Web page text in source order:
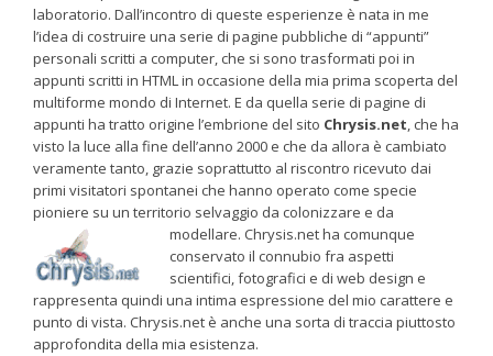
laboratorio. Dall’incontro di queste esperienze è nata in me
l’idea di costruire una serie di pagine pubbliche di “appunti”
personali scritti a computer, che si sono trasformati poi in
appunti scritti in HTML in occasione della mia prima scoperta del
multiforme mondo di Internet. E da quella serie di pagine di
appunti ha tratto origine l’embrione del sito Chrysis.net, che ha
visto la luce alla fine dell’anno 2000 e che da allora è cambiato
veramente tanto, grazie soprattutto al riscontro ricevuto dai
primi visitatori spontanei che hanno operato come specie
pioniere su un territorio selvaggio da colonizzare e da
modellare. Chrysis.net ha comunque
conservato il connubio fra aspetti
scientifici, fotografici e di web design e
rappresenta quindi una intima espressione del mio carattere e
punto di vista. Chrysis.net è anche una sorta di traccia piuttosto
approfondita della mia esistenza.